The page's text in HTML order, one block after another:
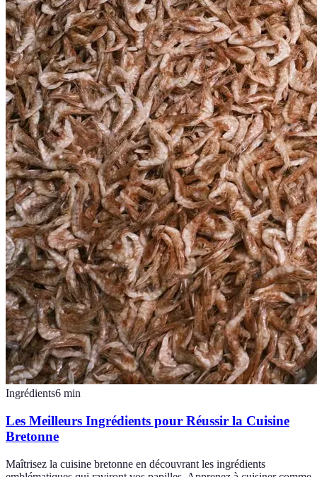
Ingrédients6 min
Les Meilleurs Ingrédients pour Réussir la Cuisine
Bretonne
Maîtrisez la cuisine bretonne en découvrant les ingrédients